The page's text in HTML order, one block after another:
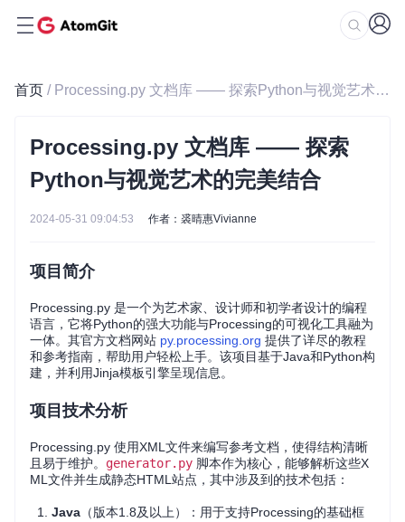
首页 / Processing.py 文档库 —— 探索Python与视觉艺术的完美结合
Processing.py 文档库 —— 探索
Python与视觉艺术的完美结合
2024-05-31 09:04:53 作者：裘晴惠Vivianne
项目简介
Processing.py 是一个为艺术家、设计师和初学者设计的编程
语言，它将Python的强大功能与Processing的可视化工具融为
一体。其官方文档网站 py.processing.org 提供了详尽的教程
和参考指南，帮助用户轻松上手。该项目基于Java和Python构
建，并利用Jinja模板引擎呈现信息。
项目技术分析
Processing.py 使用XML文件来编写参考文档，使得结构清晰
且易于维护。 generator.py 脚本作为核心，能够解析这些X
ML文件并生成静态HTML站点，其中涉及到的技术包括：
Java （版本1.8及以上）：用于支持Processing的基础框